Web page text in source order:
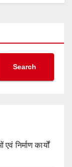
Search
निर्माण कार्यों